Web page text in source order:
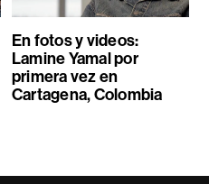
En fotos y videos:
Lamine Yamal por
primera vez en
Cartagena, Colombia